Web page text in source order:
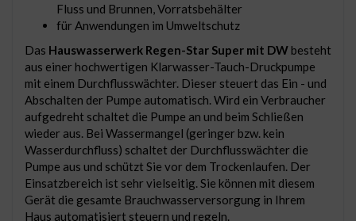
Fluss und Brunnen, Vorratsbehälter
für Anwendungen im Umweltschutz
Das Hauswasserwerk Regen-Star Super mit DW besteht
aus einer hochwertigen Klarwasser-Tauch-Druckpumpe
mit einem Durchflusswächter. Dieser steuert das Ein - und
Abschalten der Pumpe automatisch. Wird ein Verbraucher
aufgedreht schaltet die Pumpe an und beim Schließen
wieder aus. Bei Wassermangel (geringer bzw. kein
Wasserdurchfluss) schaltet der Durchflusswächter die
Pumpe aus und schützt Sie vor dem Trockenlaufen. Der
Einsatzbereich ist sehr vielseitig. Sie können mit diesem
Gerät die gesamte Brauchwasserversorgung in Ihrem
Haus automatisiert steuern und regeln.